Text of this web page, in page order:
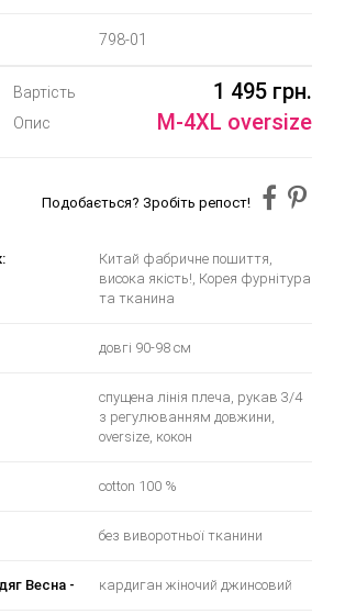
798-01
Вартість 1 495 грн.
Опис M-4XL oversize
Подобається? Зробіть репост!
Китай фабричне пошиття,
висока якість!, Корея фурнітура
та тканина
довгі 90-98 см
спущена лінія плеча, рукав 3/4
з регулюванням довжини,
oversize, кокон
cotton 100 %
без виворотньої тканини
Весна -
кардиган жіночий джинсовий